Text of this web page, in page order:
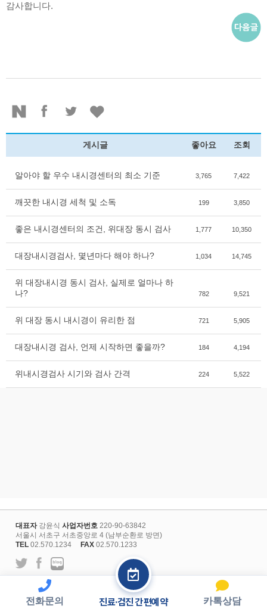
감사합니다.
게시글 좋아요 조회
알아야 할 우수 내시경센터의 최소 기준 3,765 7,422
깨끗한 내시경 세척 및 소독 199 3,850
좋은 내시경센터의 조건, 위대장 동시 검사 1,777 10,350
대장내시경검사, 몇년마다 해야 하나? 1,034 14,745
위 대장내시경 동시 검사, 실제로 얼마나 하
나?
782 9,521
위 대장 동시 내시경이 유리한 점 721 5,905
대장내시경 검사, 언제 시작하면 좋을까? 184 4,194
위내시경검사 시기와 검사 간격 224 5,522
대표자강윤식 사업자번호 220-90-63842
서울시 서초구 서초중앙로 4 (남부순환로 방면)
TEL 02.570.1234 FAX 02.570.1233
개인정보보호정책
전화문의 진료·검진 간편예약 카톡상담